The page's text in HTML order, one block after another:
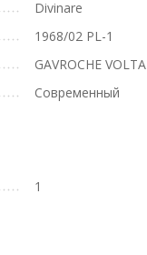
Divinare
1968/02 PL-1
GAVROCHE VOLTA
Современный
1